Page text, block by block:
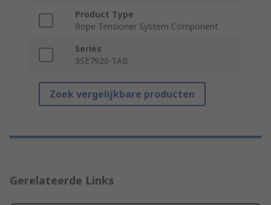
Product Type
Rope Tensioner System Component
Series
3SE7920-1AB
Zoek vergelijkbare producten
Gerelateerde Links